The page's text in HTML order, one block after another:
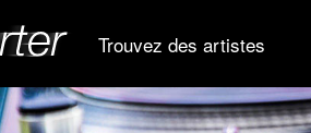
Trouvez des artistes